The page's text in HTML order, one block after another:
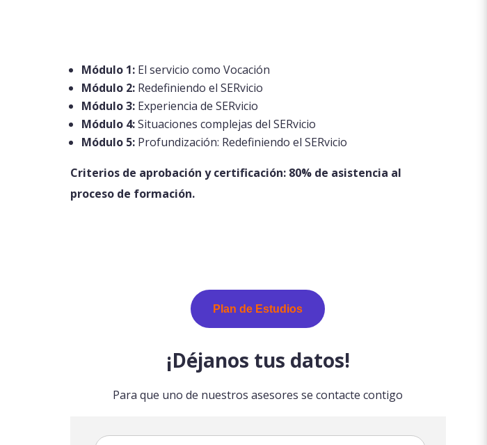
Módulo 1: El servicio como Vocación
Módulo 2: Redefiniendo el SERvicio
Módulo 3: Experiencia de SERvicio
Módulo 4:Situaciones complejas del SERvicio
Módulo 5: Profundización: Redefiniendo el SERvicio
Criterios de aprobación y certificación: 80% de asistencia al
proceso de formación.
Plan de Estudios
¡Déjanos tus datos!
Para que uno de nuestros asesores se contacte contigo